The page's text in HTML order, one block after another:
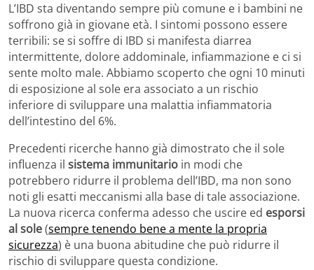
L’IBD sta diventando sempre più comune e i bambini ne
soffrono già in giovane età. I sintomi possono essere
terribili: se si soffre di IBD si manifesta diarrea
intermittente, dolore addominale, infiammazione e ci si
sente molto male. Abbiamo scoperto che ogni 10 minuti
di esposizione al sole era associato a un rischio
inferiore di sviluppare una malattia infiammatoria
dell’intestino del 6%.
Precedenti ricerche hanno già dimostrato che il sole
influenza il sistema immunitario in modi che
potrebbero ridurre il problema dell’IBD, ma non sono
noti gli esatti meccanismi alla base di tale associazione.
La nuova ricerca conferma adesso che uscire ed esporsi
al sole(sempre tenendo bene a mente la propria
sicurezza) è una buona abitudine che può ridurre il
rischio di sviluppare questa condizione.